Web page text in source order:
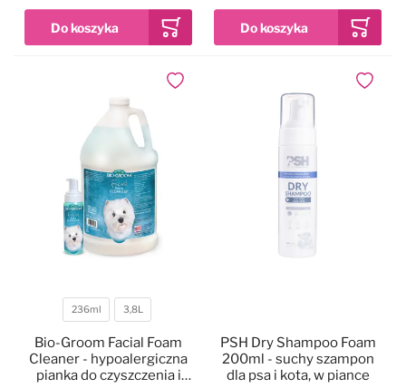
Pojemność
236ml 3,8L
Bio-Groom Facial Foam
Cleaner - hypoalergiczna
pianka do czyszczenia i
Dodaj do ulubionych
PSH Dry Shampoo Foam
200ml - suchy szampon
dla psa i kota, w piance
Dodaj